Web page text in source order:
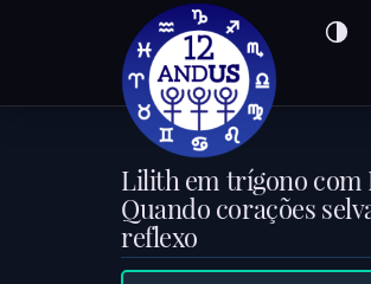
Lilith em trígono com
Quando corações
reflexo